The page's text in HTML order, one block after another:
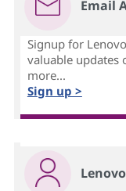
Email
Signup for
valuable updates
more...
Sign up >